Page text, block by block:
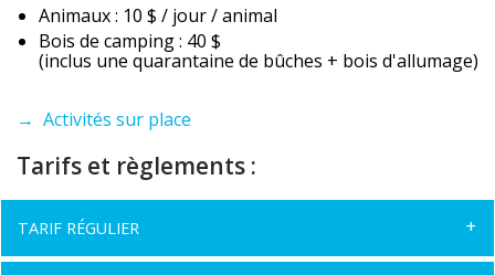
Animaux : 10 $ / jour / animal
Bois de camping : 40 $
(inclus une quarantaine de bûches + bois d'allumage)
→ Activités sur place
Tarifs et règlements :
TARIF RÉGULIER